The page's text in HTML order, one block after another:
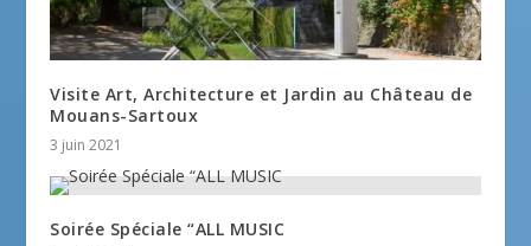
Visite Art, Architecture et Jardin au Château de
Mouans-Sartoux
3 juin 2021
Soirée Spéciale “ALL MUSIC